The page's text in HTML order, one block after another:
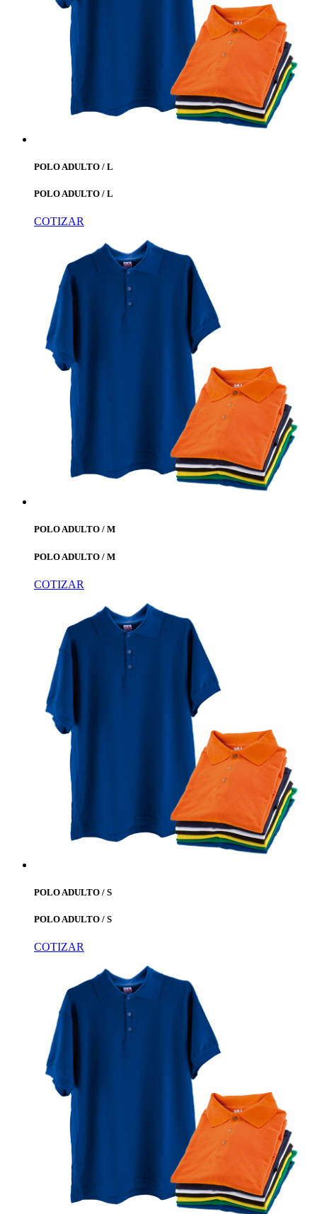
POLO ADULTO / L
POLO ADULTO / L
COTIZAR
POLO ADULTO / M
POLO ADULTO / M
COTIZAR
POLO ADULTO / S
POLO ADULTO / S
COTIZAR